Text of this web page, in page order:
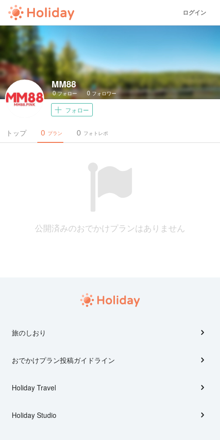
ログイン
MM88
0フォロー 0 フォロワー
フォロー
トップ プラン
0 フォトレポ
0
公開済みのおでかけプランはありません
旅のしおり
おでかけプラン投稿ガイドライン
Holiday Travel
Holiday Studio